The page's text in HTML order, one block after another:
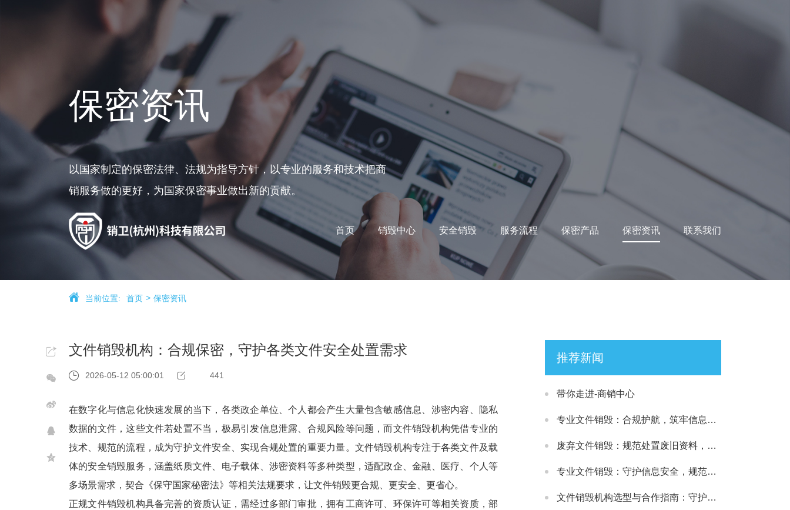
首页 销毁中心 安全销毁 服务流程 保密产品 保密资讯 联系我们
保密资讯
以国家制定的保密法律、法规为指导方针，以专业的服务和技术把商
销服务做的更好，为国家保密事业做出新的贡献。
当前位置: 首页 保密资讯
文件销毁机构：合规保密，守护各类文件安全处置需求
2026-05-12 05:00:01 441
在数字化与信息化快速发展的当下，各类政企单位、个人都会产生大量包含敏感信息、涉密内容、隐私
数据的文件，这些文件若处置不当，极易引发信息泄露、合规风险等问题，而文件销毁机构凭借专业的
技术、规范的流程，成为守护文件安全、实现合规处置的重要力量。文件销毁机构专注于各类文件及载
体的安全销毁服务，涵盖纸质文件、电子载体、涉密资料等多种类型，适配政企、金融、医疗、个人等
多场景需求，契合《保守国家秘密法》等相关法规要求，让文件销毁更合规、更安全、更省心。
正规文件销毁机构具备完善的资质认证，需经过多部门审批，拥有工商许可、环保许可等相关资质，部
推荐新闻
带你走进-商销中心
专业文件销毁：合规护航，筑牢信息安全处置防线
废弃文件销毁：规范处置废旧资料，筑牢信息安全防线
专业文件销毁：守护信息安全，规范处理各类涉密载体
文件销毁机构选型与合作指南：守护文件安全与合规处置的可靠选择